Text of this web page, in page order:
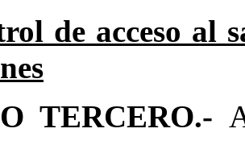
de acceso al
TERCERO.-